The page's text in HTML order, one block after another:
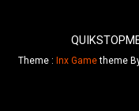
Theme : Inx Gametheme